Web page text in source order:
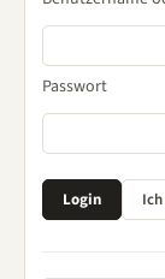
Passwort